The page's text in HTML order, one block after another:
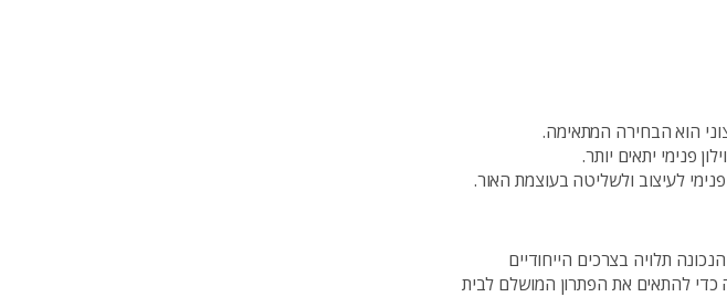
הוא הבחירה המתאימה.
פנימי יתאים יותר.
לעיצוב ולשליטה בעוצמת האור.
תלויה בצרכים הייחודיים
כדי להתאים את הפתרון המושלם לבית